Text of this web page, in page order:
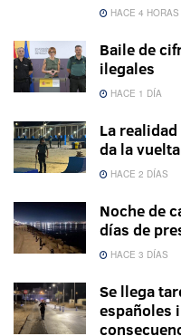
HACE 4 HORAS
Baile de
ilegales
HACE 1 DÍA
La
da la
HACE 2 DÍAS
Noche de
días de
HACE 3 DÍAS
Se llega
españoles